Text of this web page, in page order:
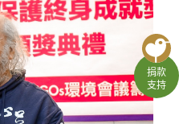
捐款
支持